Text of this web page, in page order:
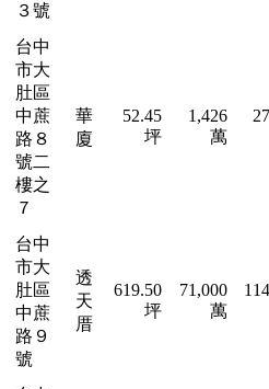
３號
台中
市大
肚區
中蔗
路８
號二
樓之
７
華
廈
52.45
坪
1,426
萬
台中
市大
肚區
中蔗
路９
號
透
天
厝
619.50
坪
71,000
萬